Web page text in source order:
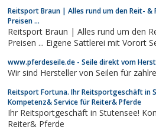
Reitsport Braun | Alles rund um den Reit- &
Preisen ...
Reitsport Braun | Alles rund um den Reit- & Fahrsport zu top
Preisen ... Eigene Sattlerei mit Vorort
www.pferdeseile.de - Seile direkt vom
Wir sind Hersteller von Seilen für
Reitsport Fortuna. Ihr Reitsportgeschäft in
Kompetenz& Service für Reiter& Pferde
Ihr Reitsportgeschäft in Stutensee!
Reiter& Pferde